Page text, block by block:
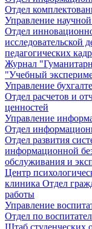
Отдел
Управление
Отдел
исследовательской
педагогических
Журнал
"Учебный
Управление
Отдел расчетов и
ценностей
Управление
Отдел
Отдел развития
информационной
обслуживания и
Центр
клиника Отдел
работы
Управление
Отдел по
Штаб студенческих